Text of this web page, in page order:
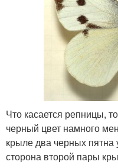
Что касается репницы,
черный цвет намного
крыле два черных
сторона второй пары